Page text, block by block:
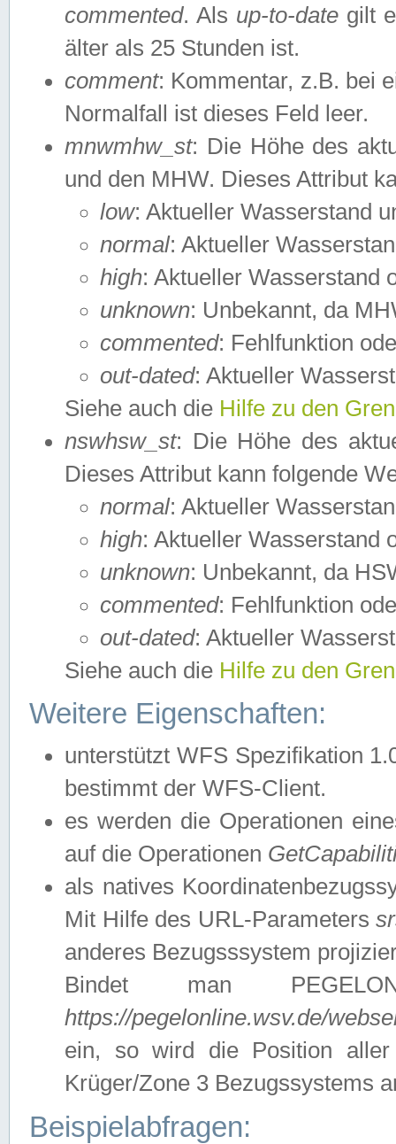
commented. Als up-to-date gilt
älter als 25 Stunden ist.
comment: Kommentar, z.B. bei
Normalfall ist dieses Feld leer.
mnwmhw_st: Die Höhe des
und den MHW. Dieses Attribut
low: Aktueller Wasserstand
normal: Aktueller
high: Aktueller Wasserstand
unknown: Unbekannt, da
commented: Fehlfunktion
out-dated: Aktueller
Siehe auch die Hilfe zu den
nswhsw_st: Die Höhe des
Dieses Attribut kann folgende
normal: Aktueller
high: Aktueller Wasserstand
unknown: Unbekannt, da
commented: Fehlfunktion
out-dated: Aktueller
Siehe auch die Hilfe zu den
Weitere Eigenschaften:
unterstützt WFS Spezifikation
bestimmt der WFS-Client.
es werden die Operationen
auf die Operationen
als natives
Mit Hilfe des URL-Parameters
anderes Bezugsssystem
Bindet man
https://pegelonline.wsv.de/
ein, so wird die Position
Krüger/Zone 3 Bezugssystems
Beispielabfragen: